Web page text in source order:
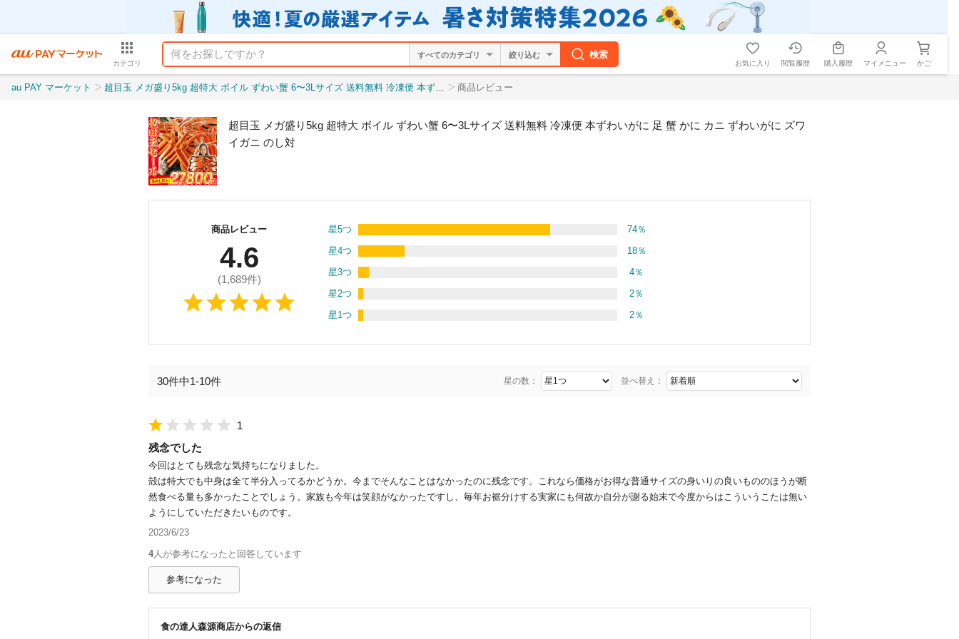
カテゴリ
絞り込む 検索
お気に入り 閲覧履歴 購入履歴 マイメニュー かご
au PAY マーケット 超目玉 メガ盛り5kg 超特大 ボイル ずわい蟹 6〜3Lサイズ 送料無料 冷凍便 本ずわいがに 足 蟹 かに カニ ずわいがに ズワイガニ のし対 商品レビュー
超目玉 メガ盛り5kg 超特大 ボイル ずわい蟹 6〜3Lサイズ 送料無料 冷凍便 本ずわいがに 足 蟹 かに カニ ずわいがに ズワ
イガニ のし対
商品レビュー
4.6
(1,689件)
星5つ 74％
星4つ
18％
星3つ
4％
星2つ
2％
星1つ
2％
30件中1-10件 星の数： 並べ替え：
1
残念でした
今回はとても残念な気持ちになりました。
殻は特大でも中身は全て半分入ってるかどうか。今までそんなことはなかったのに残念です。これなら価格がお得な普通サイズの身いりの良いもののほうが断
然食べる量も多かったことでしょう。家族も今年は笑顔がなかったですし、毎年お裾分けする実家にも何故か自分が謝る始末で今度からはこういうこたは無い
ようにしていただきたいものです。
2023/6/23
4人が参考になったと回答しています
参考になった
食の達人森源商店からの返信